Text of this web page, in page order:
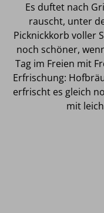
Es duftet nach
rauscht, unter
Picknickkorb voller
noch schöner,
Tag im Freien mit
Erfrischung:
erfrischt es gleich
mit